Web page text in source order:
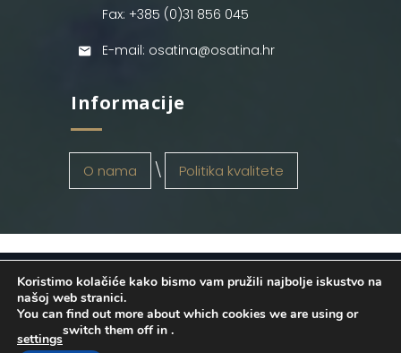
Fax: +385 (0)31 856 045
E-mail: osatina@osatina.hr
Informacije
O nama Politika kvalitete
OSATINA GRUPA d.o.o. 2026
. Configured
byINFOS Osijek. Sva prava pridržana.
Koristimo kolačiće kako bismo vam pružili najbolje iskustvo na
našoj web stranici.
You can find out more about which cookies we are using or
switch them off in
settings
.